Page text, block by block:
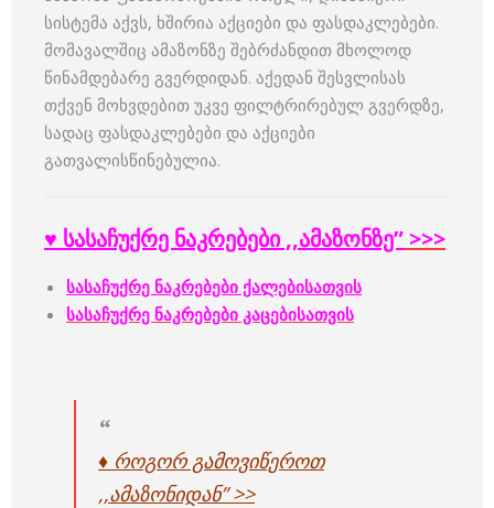
სისტემა აქვს, ხშირია აქციები და ფასდაკლებები.
მომავალშიც ამაზონზე შებრძანდით მხოლოდ
წინამდებარე გვერდიდან. აქედან შესვლისას
თქვენ მოხვდებით უკვე ფილტრირებულ გვერდზე,
სადაც ფასდაკლებები და აქციები
გათვალისწინებულია.
♥ სასაჩუქრე ნაკრებები ,,ამაზონზე” >>>
სასაჩუქრე ნაკრებები ქალებისათვის
სასაჩუქრე ნაკრებები კაცებისათვის
♦ როგორ გამოვიწეროთ
,,ამაზონიდან” >>